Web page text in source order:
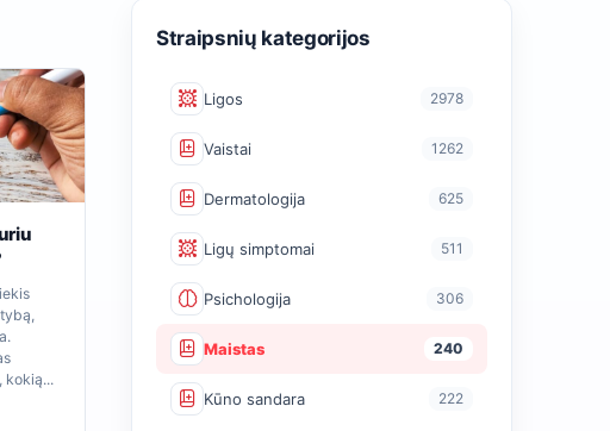
kokią...
Straipsnių kategorijos
Ligos 2978
Vaistai 1262
Dermatologija 625
Ligų simptomai 511
Psichologija 306
Maistas 240
Kūno sandara 222